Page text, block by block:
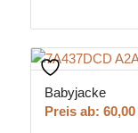
Babyjacke
Preis ab: 60,00